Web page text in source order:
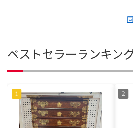
ベストセラーランキン